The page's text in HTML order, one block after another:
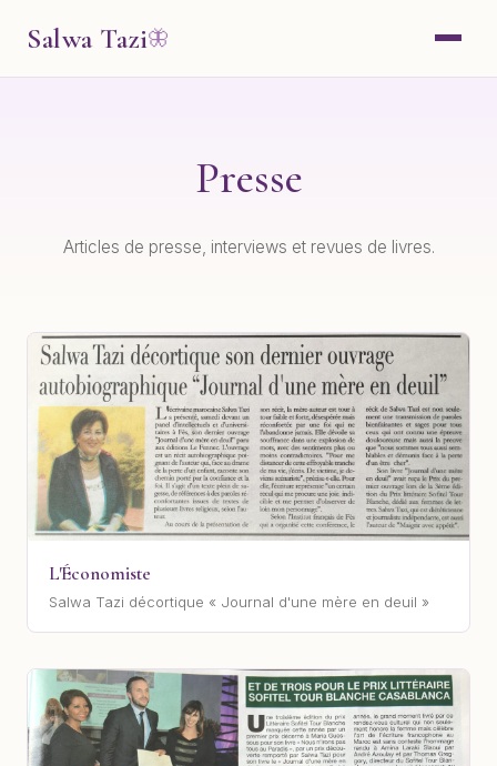
Salwa Tazi🦋
Presse
Articles de presse, interviews et revues de livres.
L'Économiste
Salwa Tazi décortique « Journal d'une mère en deuil »